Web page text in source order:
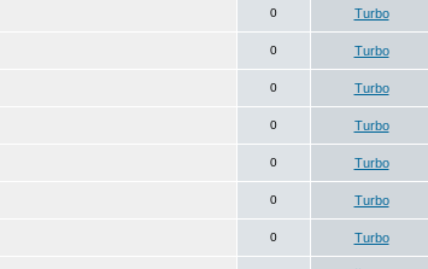
0 Turbo
0 Turbo
0 Turbo
0 Turbo
0 Turbo
0 Turbo
0 Turbo